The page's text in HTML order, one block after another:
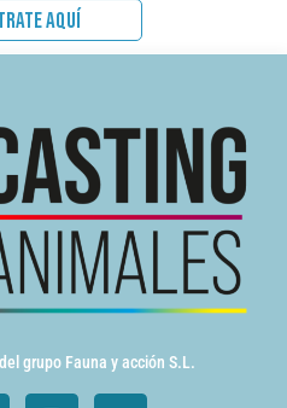
AQUÍ
grupo Fauna y acción S.L.